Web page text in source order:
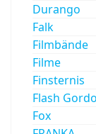
Durango
Falk
Filmbände
Filme
Finsternis
Flash
Fox